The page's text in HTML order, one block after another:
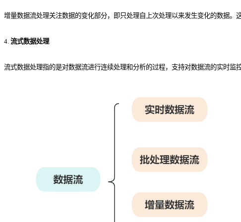
增量数据流处理关注数据的变化部分，即只处理自上次处理以来发生变化的数据。
4. 流式数据处理
流式数据处理指的是对数据流进行连续处理和分析的过程，支持对数据流的实时监